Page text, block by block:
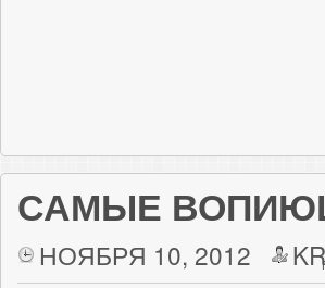
САМЫЕ
НОЯБРЯ 10, 2012